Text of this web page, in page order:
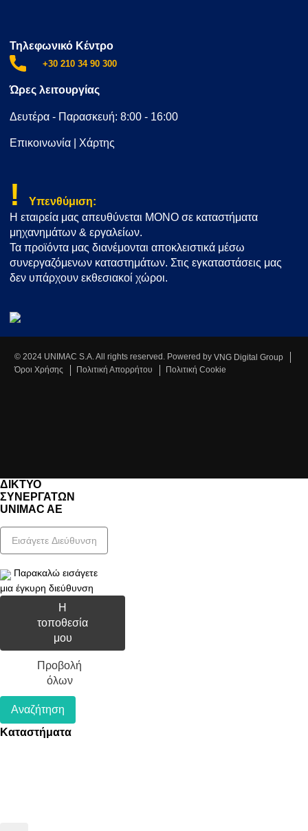
Τηλεφωνικό Κέντρο
+30 210 34 90 300
Ώρες λειτουργίας
Δευτέρα - Παρασκευή: 8:00 - 16:00
Επικοινωνία Χάρτης
!
Υπενθύμιση:
Η εταιρεία μας απευθύνεται ΜΟΝΟ σε καταστήματα
μηχανημάτων & εργαλείων.
Τα προϊόντα μας διανέμονται αποκλειστικά μέσω
συνεργαζόμενων καταστημάτων. Στις εγκαταστάσεις μας
δεν υπάρχουν εκθεσιακοί χώροι.
© 2024 UNIMAC S.A. All rights reserved. Powered by VNG Digital Group
Όροι Χρήσης
Πολιτική Απορρήτου Πολιτική Cookie
ΔΙΚΤΥΟ
ΣΥΝΕΡΓΑΤΩΝ
UNIMAC AE
Παρακαλώ εισάγετε
μια έγκυρη διεύθυνση
Η
τοποθεσία
μου
Προβολή
όλων
Αναζήτηση
Καταστήματα